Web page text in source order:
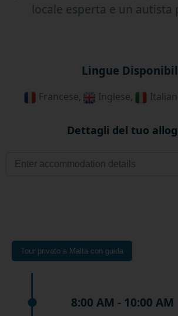
locale esperta e un autista
Lingue
Francese, Inglese,
Dettagli del tuo
Tour privato a Malta con guida
8:00 AM - 10:00 AM